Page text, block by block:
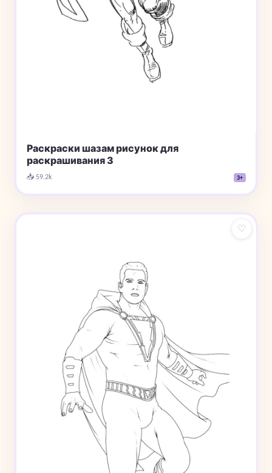
Раскраски шазам рисунок для
раскрашивания 3
📥 59.2k 3+
♡